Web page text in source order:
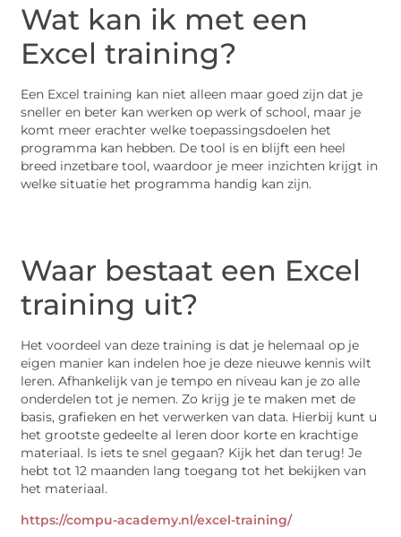
Wat kan ik met een
Excel training?
Een Excel training kan niet alleen maar goed zijn dat je
sneller en beter kan werken op werk of school, maar je
komt meer erachter welke toepassingsdoelen het
programma kan hebben. De tool is en blijft een heel
breed inzetbare tool, waardoor je meer inzichten krijgt in
welke situatie het programma handig kan zijn.
Waar bestaat een Excel
training uit?
Het voordeel van deze training is dat je helemaal op je
eigen manier kan indelen hoe je deze nieuwe kennis wilt
leren. Afhankelijk van je tempo en niveau kan je zo alle
onderdelen tot je nemen. Zo krijg je te maken met de
basis, grafieken en het verwerken van data. Hierbij kunt u
het grootste gedeelte al leren door korte en krachtige
materiaal. Is iets te snel gegaan? Kijk het dan terug! Je
hebt tot 12 maanden lang toegang tot het bekijken van
het materiaal.
https://compu-academy.nl/excel-training/